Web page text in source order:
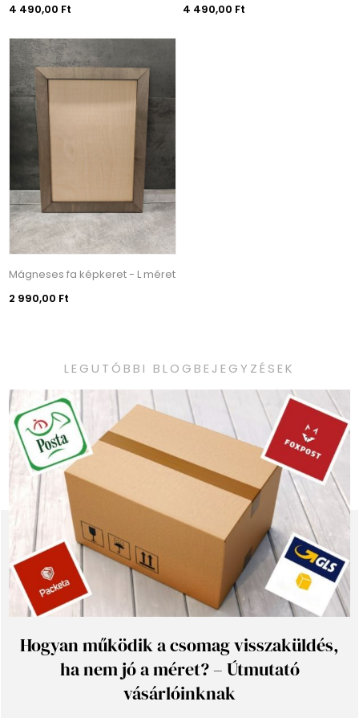
4 490,00 Ft
4 490,00 Ft
Mágneses fa képkeret - L méret
2 990,00 Ft
LEGUTÓBBI BLOGBEJEGYZÉSEK
Hogyan működik a csomag visszaküldés,
ha nem jó a méret? – Útmutató
vásárlóinknak